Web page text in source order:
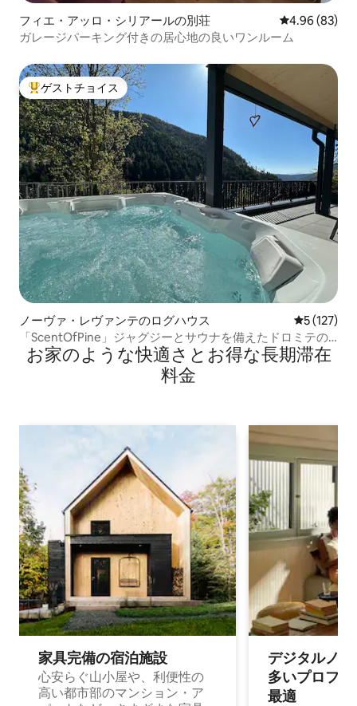
フィエ・アッロ・シリアールの別荘 レビュー83
4.96 (83)
ガレージパーキング付きの居心地の良いワンルーム
大好評のゲストチョイスです。
ゲストチョイス
ノーヴァ・レヴァンテのログハウス レビュー
5 (127)
「ScentOfPine」ジャグジーとサウナを備えたドロミテの
豪華な宿泊先
お家のような快⁠適⁠さ⁠とお⁠得⁠な長⁠期⁠滞⁠在
料⁠金
家具完備の宿⁠泊⁠施⁠設
心安らぐ山小屋や、利便性の
高い都市部のマンション・ア
デジタルノ
多⁠いプ⁠ロ⁠フ⁠
最⁠適